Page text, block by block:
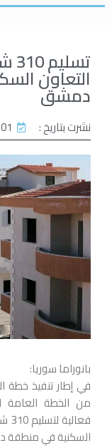
التعاون
دمشق
نشرت بتاريخ :
بانوراما سوريا:
من الخطة العامة
السكنية في منطقة